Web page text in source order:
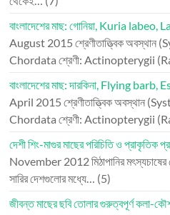
বাংলাদেশের মাছ: গোনিয়া, Kuria
August 2015 শ্রেণীতাত্ত্বিক
Chordata শ্রেণী: Actinopterygii
বাংলাদেশের মাছ: দারকিনা, Flying
April 2015 শ্রেণীতাত্ত্বিক অবস্থান
Chordata শ্রেণী: Actinopterygii
দেশী শিং-মাগুর মাছের পরিচিতি ও প্রাকৃতিক
November 2012মিঠাপানির
সারির দেশগুলোর মধ্যে… (5)
জীবন্ত মাছের ছবি তোলার গুরুত্বপূর্ণ কলা-